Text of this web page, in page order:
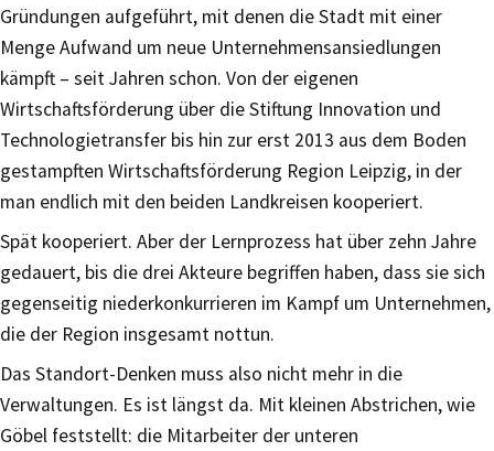
Gründungen aufgeführt, mit denen die Stadt mit einer
Menge Aufwand um neue Unternehmensansiedlungen
kämpft – seit Jahren schon. Von der eigenen
Wirtschaftsförderung über die Stiftung Innovation und
Technologietransfer bis hin zur erst 2013 aus dem Boden
gestampften Wirtschaftsförderung Region Leipzig, in der
man endlich mit den beiden Landkreisen kooperiert.
Spät kooperiert. Aber der Lernprozess hat über zehn Jahre
gedauert, bis die drei Akteure begriffen haben, dass sie sich
gegenseitig niederkonkurrieren im Kampf um Unternehmen,
die der Region insgesamt nottun.
Das Standort-Denken muss also nicht mehr in die
Verwaltungen. Es ist längst da. Mit kleinen Abstrichen, wie
Göbel feststellt: die Mitarbeiter der unteren